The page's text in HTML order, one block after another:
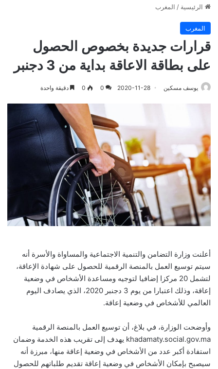
الرئيسية / المغرب
المغرب
قرارات جديدة بخصوص الحصول
على بطاقة الاعاقة بداية من 3 دجنبر
يوسف مسكين 2020-11-28
0
0 دقيقة واحدة
أعلنت وزارة التضامن والتنمية الاجتماعية والمساواة والأسرة أنه
سيتم توسيع العمل بالمنصة الرقمية للحصول على شهادة الإعاقة،
لتشمل 20 مركزا إضافيا لتوجيه ومساعدة الأشخاص في وضعية
إعاقة، وذلك اعتبارا من يوم 3 دجنبر 2020، الذي يصادف اليوم
العالمي للأشخاص في وضعية إعاقة.
وأوضحت الوزارة، في بلاغ، أن توسيع العمل بالمنصة الرقمية
khadamaty.social.gov.ma يهدف إلى تقريب هذه الخدمة وضمان
استفادة أكبر عدد من الأشخاص في وضعية إعاقة منها، مبرزة أنه
سيصبح بإمكان الأشخاص في وضعية إعاقة تقديم طلباتهم للحصول